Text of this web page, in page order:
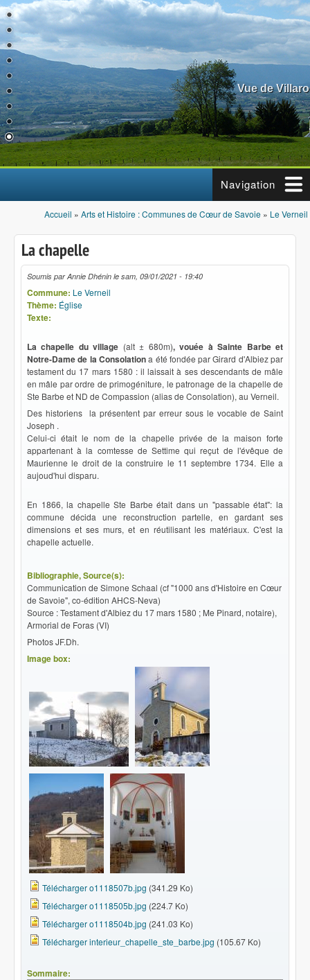
Aller au contenu principal
Vue de
Navigation
Vous êtes ici
Accueil » Arts et Histoire : Communes de Cœur de Savoie » Le Verneil
La chapelle
Soumis parAnnie Dhénin le sam, 09/01/2021 - 19:40
Commune: Le Verneil
Thème: Église
Texte:
La chapelle du village (alt ± 680m), vouée à Sainte Barbe et
Notre-Dame de la Consolationa été fondée par Girard d'Albiez par
testament du 17 mars 1580 : il laissait à ses descendants de mâle
en mâle par ordre de primogéniture, le patronage de la chapelle de
Ste Barbe et ND de Compassion (alias de Consolation), au Verneil.
Des historiens la présentent par erreur sous le vocable de Saint
Joseph .
Celui-ci était le nom de la chapelle privée de la maison forte
appartenant à la comtesse de Settime qui reçut de l'évêque de
Maurienne le droit de la construire le 11 septembre 1734. Elle a
aujoud'hui disparu.
En 1866, la chapelle Ste Barbe était dans un "passable état": la
commune décida une reconstruction partelle, en gardant ses
dimensions et ses murs, et en réutilisant les matériaux. C'est la
chapelle actuelle.
Bibliographie, Source(s):
Communication de Simone Schaal (cf "1000 ans d'Histoire en Cœur
de Savoie", co-édition AHCS-Neva)
Source : Testament d'Albiez du 17 mars 1580 ; Me Pinard, notaire),
Armorial de Foras (VI)
Photos JF.Dh.
Image box:
Télécharger o1118507b.jpg (341.29 Ko)
Télécharger o1118505b.jpg (224.7 Ko)
Télécharger o1118504b.jpg (241.03 Ko)
Télécharger interieur_chapelle_ste_barbe.jpg (105.67 Ko)
Sommaire: